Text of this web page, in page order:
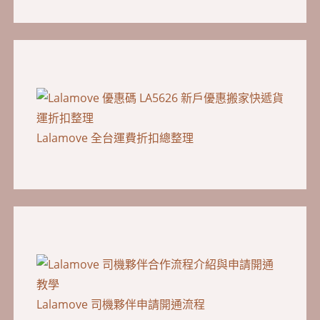
Lalamove 全台運費折扣總整理
Lalamove 司機夥伴申請開通流程